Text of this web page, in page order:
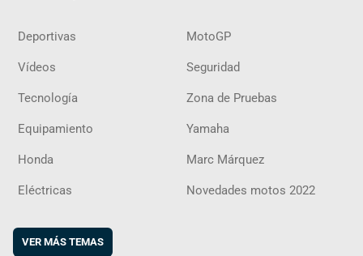
Deportivas MotoGP
Vídeos Seguridad
Tecnología Zona de Pruebas
Equipamiento Yamaha
Honda Marc Márquez
Eléctricas Novedades motos 2022
VER MÁS TEMAS